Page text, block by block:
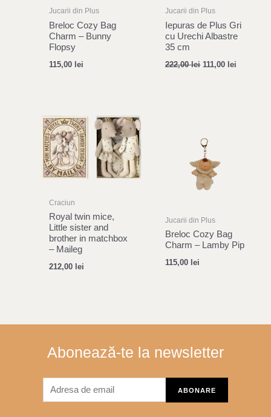
Jucarii din Plus
Breloc Cozy Bag
Charm – Bunny
Flopsy
115,00 lei
Jucarii din Plus
Iepuras de Plus Gri
cu Urechi Albastre
35 cm
222,00lei 111,00 lei
Craciun
Royal twin mice,
Little sister and
brother in matchbox
– Maileg
212,00 lei
Jucarii din Plus
Breloc Cozy Bag
Charm – Lamby Pip
115,00 lei
Abonează-te la newsletter